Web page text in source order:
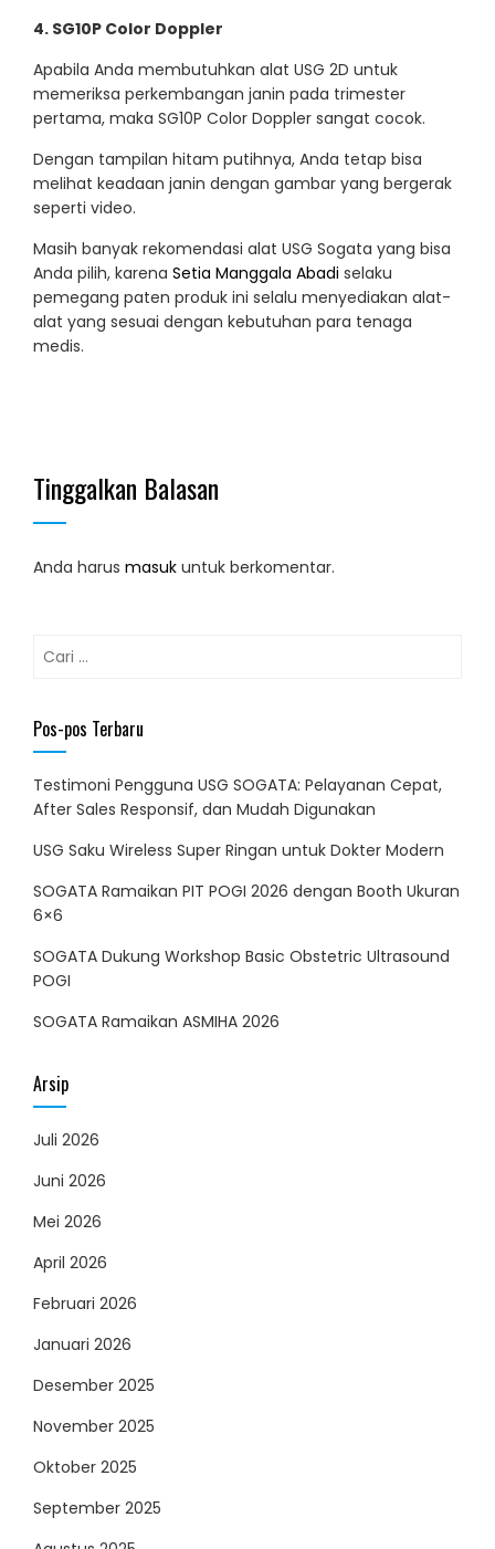
4. SG10P Color Doppler
Apabila Anda membutuhkan alat USG 2D untuk
memeriksa perkembangan janin pada trimester
pertama, maka SG10P Color Doppler sangat cocok.
Dengan tampilan hitam putihnya, Anda tetap bisa
melihat keadaan janin dengan gambar yang bergerak
seperti video.
Masih banyak rekomendasi alat USG Sogata yang bisa
Anda pilih, karena Setia Manggala Abadi selaku
pemegang paten produk ini selalu menyediakan alat-
alat yang sesuai dengan kebutuhan para tenaga
medis.
Tinggalkan Balasan
Anda harus masuk untuk berkomentar.
untuk:
Pos-pos Terbaru
Testimoni Pengguna USG SOGATA: Pelayanan Cepat,
After Sales Responsif, dan Mudah Digunakan
USG Saku Wireless Super Ringan untuk Dokter Modern
SOGATA Ramaikan PIT POGI 2026 dengan Booth Ukuran
6×6
SOGATA Dukung Workshop Basic Obstetric Ultrasound
POGI
SOGATA Ramaikan ASMIHA 2026
Arsip
Juli 2026
Juni 2026
Mei 2026
April 2026
Februari 2026
Januari 2026
Desember 2025
November 2025
Oktober 2025
September 2025